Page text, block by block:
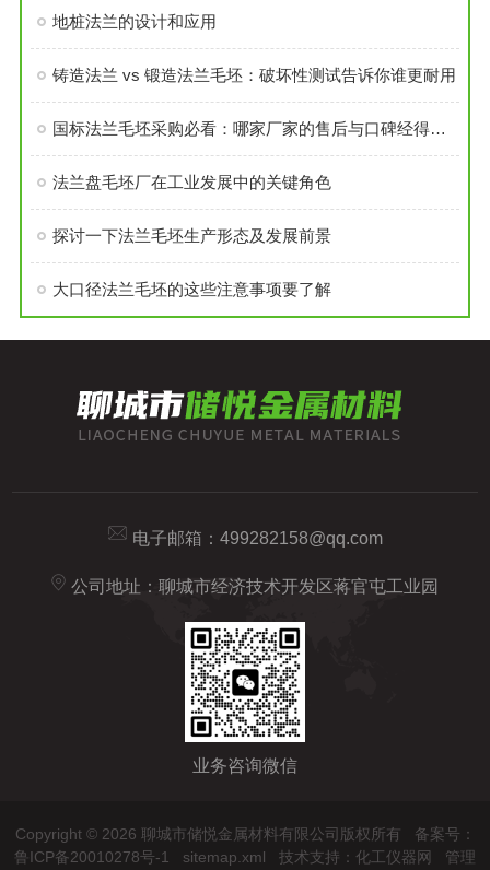
地桩法兰的设计和应用
铸造法兰 vs 锻造法兰毛坯：破坏性测试告诉你谁更耐用
国标法兰毛坯采购必看：哪家厂家的售后与口碑经得起考验？
法兰盘毛坯厂在工业发展中的关键角色
探讨一下法兰毛坯生产形态及发展前景
大口径法兰毛坯的这些注意事项要了解
电子邮箱： 499282158@qq.com
公司地址：聊城市经济技术开发区蒋官屯工业园
业务咨询微信
Copyright © 2026 聊城市储悦金属材料有限公司版权所有 备案号：
鲁ICP备20010278号-1
sitemap.xml 技术支持： 化工仪器网 管理